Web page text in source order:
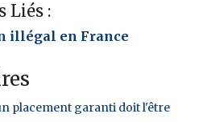
Liés :
illégal en France
placement garanti doit l'être